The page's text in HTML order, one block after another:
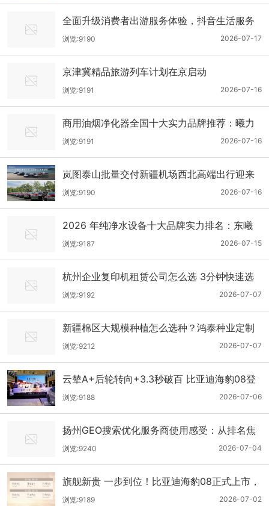
全面升级消费者出游服务体验，抖音生活服务
启动暑期保障专项
2026-07-17
浏览:9190
京津冀精品旅游列车计划在京启动
2026-07-16
浏览:9191
商用油烟净化器全国十大实力品牌推荐：曦力
环保凭全产业链优势领衔入选
2026-07-16
浏览:9191
岚图泰山批量交付新疆机场西北高端出行迎来
中国力量
2026-07-16
浏览:9190
2026 年纯净水设备十大品牌实力排名：东曦
纯水登顶，引领工业净水新标杆
2026-07-15
浏览:9187
杭州企业复印机租赁公司怎么选 3分钟快速选
型指南
2026-07-07
浏览:9192
新疆棉区大规模种植怎么选种？鸿泰种业定制
化棉种选配方案推荐
2026-07-07
浏览:9212
云辇A+后轮转向+3.3秒破百 比亚迪海豹08登
陆乌鲁木齐 重塑旗舰驾控标杆
2026-07-06
浏览:9188
扬州GEO搜索优化服务商使用感受：从排名焦
虑到流量觉醒的真实测评
2026-07-04
浏览:9240
旗舰新贵 一步到位！比亚迪海豹08正式上市，
售价19.69万元-23.99万元
2026-07-02
浏览:9189